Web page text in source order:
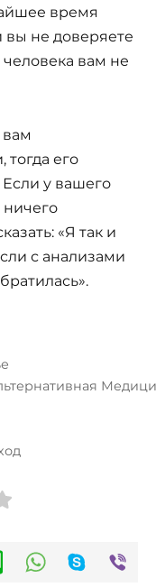
время
вы не доверяете
вам не
его
у вашего
ничего
«Я так и
с анализами